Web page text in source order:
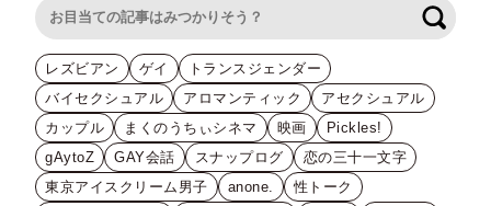
レズビアン ゲイ
トランスジェンダー
バイセクシュアル
アロマンティック
アセクシュアル
カップル
まくのうちぃシネマ 映画
Pickles!
gAytoZ
GAY会話 スナップログ
恋の三十一文字
東京アイスクリーム男子
anone.
性トーク